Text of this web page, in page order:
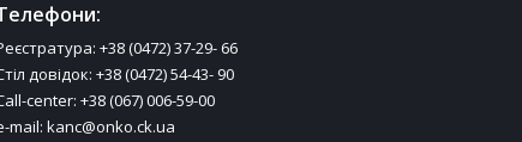
+38 (0472) 37-29- 66
довідок: +38 (0472) 54-43- 90
center: +38 (067) 006-59-00
mail: kanc@onko.ck.ua